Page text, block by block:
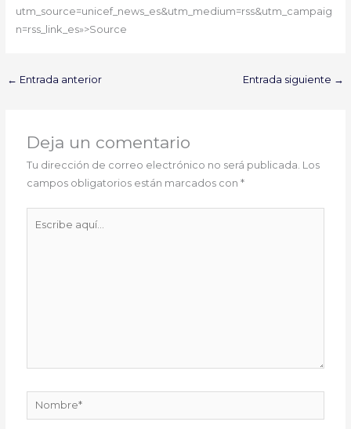
utm_source=unicef_news_es&utm_medium=rss&utm_campaig
n=rss_link_es»>Source
← Entrada anterior Entrada siguiente →
Deja un comentario
Tu dirección de correo electrónico no será publicada. Los
campos obligatorios están marcados con*
Nombre*